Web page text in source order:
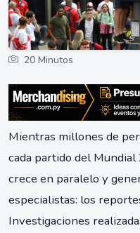
20 Minutos
Mientras millones de
cada partido del
crece en paralelo y
especialistas: los
Investigaciones